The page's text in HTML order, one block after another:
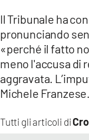
Tutti gli articoli di
Il Tribunale ha
pronunciando
«perché il fatto
meno l'accusa di
aggravata.
Michele Franzese.